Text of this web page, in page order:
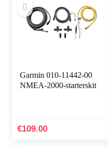
Garmin 010-11442-00
NMEA-2000-starterskit
€109.00